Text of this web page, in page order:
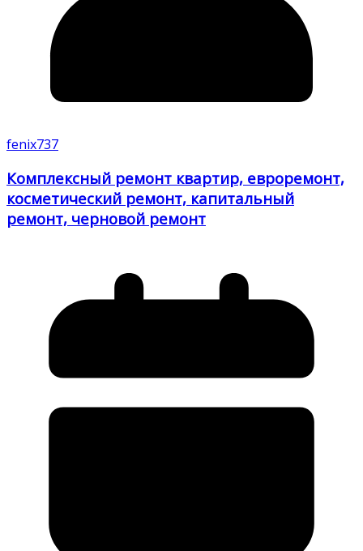
fenix737
Комплексный ремонт квартир, евроремонт,
косметический ремонт, капитальный
ремонт, черновой ремонт